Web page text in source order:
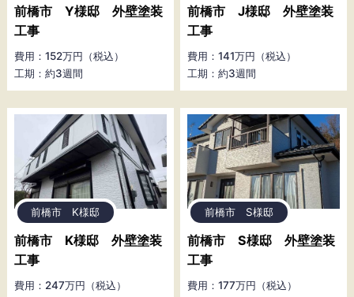
前橋市 Y様邸 外壁塗装
工事
費用：152万円（税込）
工期：約3週間
前橋市 J様邸 外壁塗装
工事
費用：141万円（税込）
工期：約3週間
前橋市 K様邸
前橋市 K様邸 外壁塗装
工事
費用：247万円（税込）
前橋市 S様邸
前橋市 S様邸 外壁塗装
工事
費用：177万円（税込）